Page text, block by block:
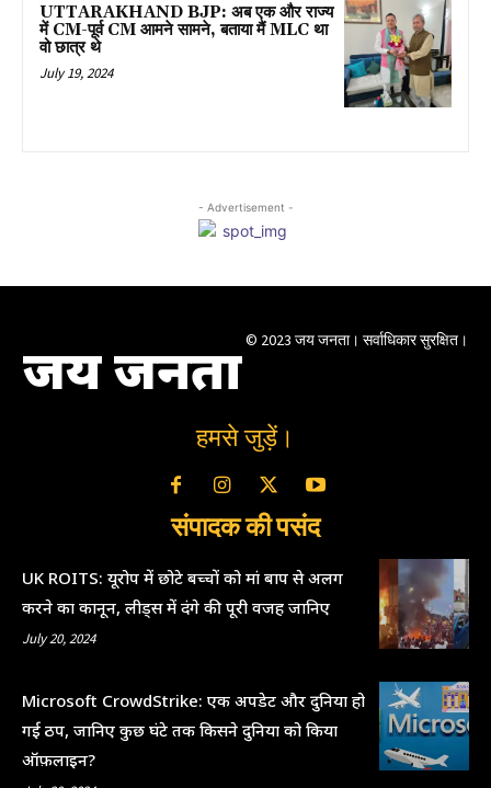
UTTARAKHAND BJP: अब एक और राज्य
में CM-पूर्व CM आमने सामने, बताया मैं MLC था
वो छात्र थे
July 19, 2024
- Advertisement -
जय जनता © 2023 जय जनता। सर्वाधिकार सुरक्षित।
हमसे जुड़ें।
संपादक की पसंद
UK ROITS: यूरोप में छोटे बच्चों को मां बाप से अलग
करने का कानून, लीड्स में दंगे की पूरी वजह जानिए
July 20, 2024
Microsoft CrowdStrike: एक अपडेट और दुनिया हो
गई ठप, जानिए कुछ घंटे तक किसने दुनिया को किया
ऑफ़लाइन?